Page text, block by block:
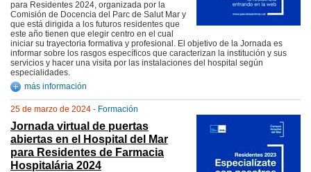
para Residentes 2024, organizada por la
Comisión de Docencia del Parc de Salut Mar y
que está dirigida a los futuros residentes que
este año tienen que elegir centro en el cual
iniciar su trayectoria formativa y profesional. El objetivo de la Jornada es
informar sobre los rasgos específicos que caracterizan la institución y sus
servicios y hacer una visita por las instalaciones del hospital según
especialidades.
más información
25 de marzo de 2024 - Formación
Jornada virtual de puertas
abiertas en el Hospital del Mar
para Residentes de Farmacia
Hospitalária 2024